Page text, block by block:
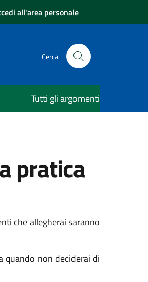
all'area personale
Cerca
Tutti gli argomenti
pratica
che allegherai saranno
quando non deciderai di